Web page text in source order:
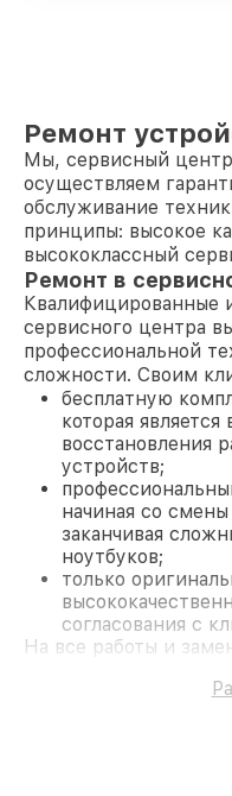
Ремонт
Мы, сервисный
осуществляем
обслуживание
принципы: высокое
высококлассный
Ремонт в
Квалифицированные
сервисного центра
профессиональной
сложности. Своим
бесплатную
которая
восстановления
устройств;
начиная со
заканчивая
ноутбуков;
только
согласования с
На все работы и
поломки по